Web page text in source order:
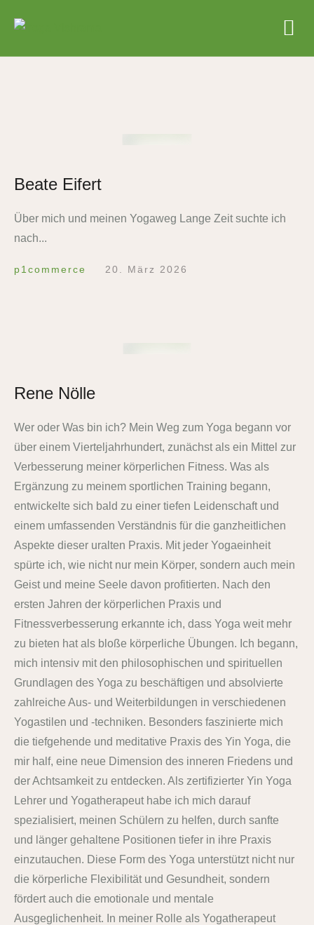
Beate Eifert
Über mich und meinen Yogaweg Lange Zeit suchte ich
nach...
p1commerce 20. März 2026
Rene Nölle
Wer oder Was bin ich? Mein Weg zum Yoga begann vor
über einem Vierteljahrhundert, zunächst als ein Mittel zur
Verbesserung meiner körperlichen Fitness. Was als
Ergänzung zu meinem sportlichen Training begann,
entwickelte sich bald zu einer tiefen Leidenschaft und
einem umfassenden Verständnis für die ganzheitlichen
Aspekte dieser uralten Praxis. Mit jeder Yogaeinheit
spürte ich, wie nicht nur mein Körper, sondern auch mein
Geist und meine Seele davon profitierten. Nach den
ersten Jahren der körperlichen Praxis und
Fitnessverbesserung erkannte ich, dass Yoga weit mehr
zu bieten hat als bloße körperliche Übungen. Ich begann,
mich intensiv mit den philosophischen und spirituellen
Grundlagen des Yoga zu beschäftigen und absolvierte
zahlreiche Aus- und Weiterbildungen in verschiedenen
Yogastilen und -techniken. Besonders faszinierte mich
die tiefgehende und meditative Praxis des Yin Yoga, die
mir half, eine neue Dimension des inneren Friedens und
der Achtsamkeit zu entdecken. Als zertifizierter Yin Yoga
Lehrer und Yogatherapeut habe ich mich darauf
spezialisiert, meinen Schülern zu helfen, durch sanfte
und länger gehaltene Positionen tiefer in ihre Praxis
einzutauchen. Diese Form des Yoga unterstützt nicht nur
die körperliche Flexibilität und Gesundheit, sondern
fördert auch die emotionale und mentale
Ausgeglichenheit. In meiner Rolle als Yogatherapeut